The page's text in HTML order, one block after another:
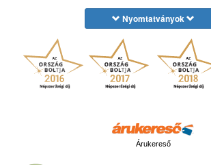
Nyomtatványok
Árukereső